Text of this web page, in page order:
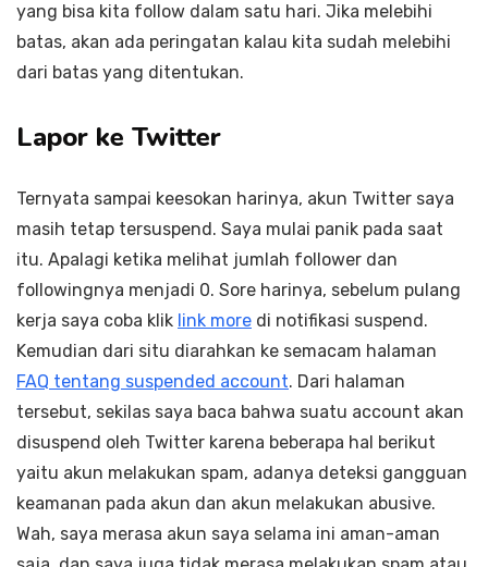
yang bisa kita follow dalam satu hari. Jika melebihi
batas, akan ada peringatan kalau kita sudah melebihi
dari batas yang ditentukan.
Lapor ke Twitter
Ternyata sampai keesokan harinya, akun Twitter saya
masih tetap tersuspend. Saya mulai panik pada saat
itu. Apalagi ketika melihat jumlah follower dan
followingnya menjadi 0. Sore harinya, sebelum pulang
kerja saya coba klik link more di notifikasi suspend.
Kemudian dari situ diarahkan ke semacam halaman
FAQ tentang suspended account. Dari halaman
tersebut, sekilas saya baca bahwa suatu account akan
disuspend oleh Twitter karena beberapa hal berikut
yaitu akun melakukan spam, adanya deteksi gangguan
keamanan pada akun dan akun melakukan abusive.
Wah, saya merasa akun saya selama ini aman-aman